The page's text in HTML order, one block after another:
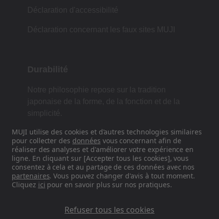
Retrouvez-nous sur les réseaux
sociaux
Instagram
MUJI utilise des cookies et d'autres technologies similaires
pour collecter des données vous concernant afin de
réaliser des analyses et d'améliorer votre expérience en
ligne. En cliquant sur [Accepter tous les cookies], vous
consentez à cela et au partage de ces données avec nos
partenaires. Vous pouvez changer d'avis à tout moment.
Cliquez ici pour en savoir plus sur nos pratiques.
Refuser tous les cookies